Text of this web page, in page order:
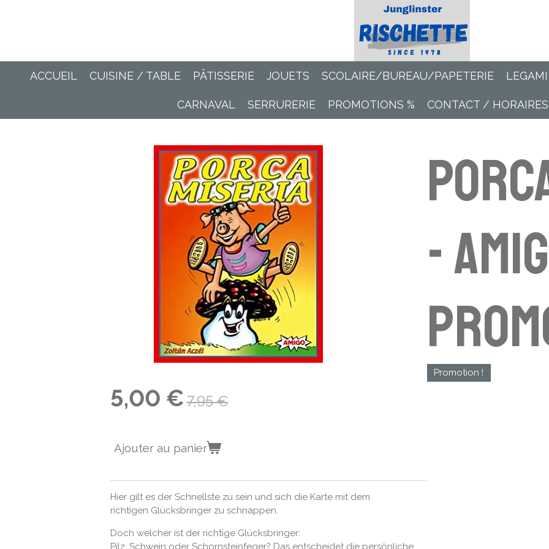
ACCUEIL CUISINE / TABLE PÂTISSERIE JOUETS SCOLAIRE/BUREAU/PAPETERIE LEGAMI
CARNAVAL SERRURERIE PROMOTIONS % CONTACT / HORAIRES
-
Promotion !
5,00 €7,95 €
Ajouter au panier
Hier gilt es der Schnellste zu sein und sich die Karte mit dem
richtigen Glücksbringer zu schnappen.
Doch welcher ist der richtige Glücksbringer: